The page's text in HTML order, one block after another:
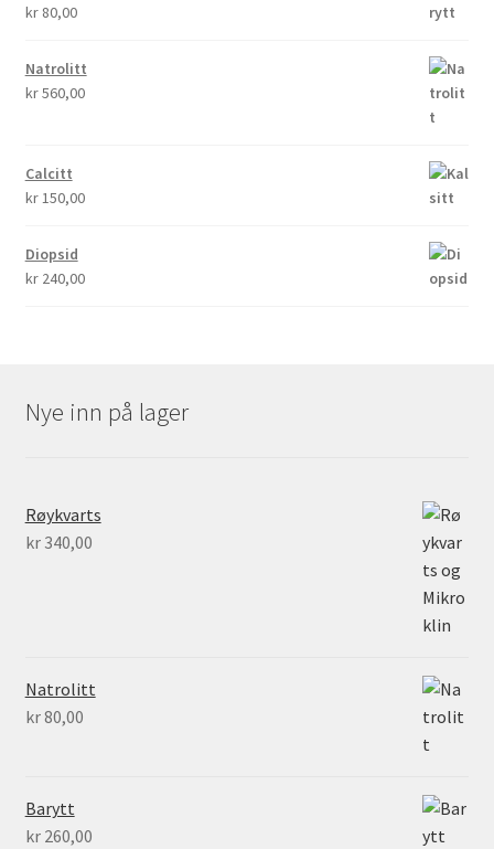
kr80,00
Natrolitt
kr560,00
Calcitt
kr150,00
Diopsid
kr240,00
Nye inn på lager
Røykvarts
kr340,00
Natrolitt
kr80,00
Barytt
kr260,00